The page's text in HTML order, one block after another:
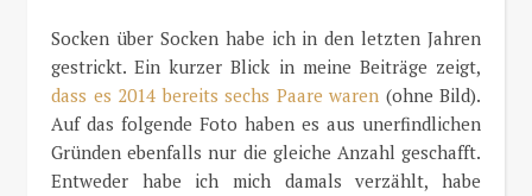
Socken über Socken habe ich in den letzten Jahren
gestrickt. Ein kurzer Blick in meine Beiträge zeigt,
dass es 2014 bereits sechs Paare waren (ohne Bild).
Auf das folgende Foto haben es aus unerfindlichen
Gründen ebenfalls nur die gleiche Anzahl geschafft.
Entweder habe ich mich damals verzählt, habe